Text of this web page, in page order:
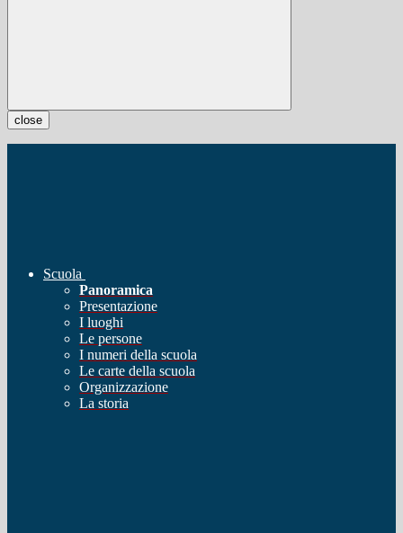
close
Scuola
Panoramica
Presentazione
I luoghi
Le persone
I numeri della scuola
Le carte della scuola
Organizzazione
La storia